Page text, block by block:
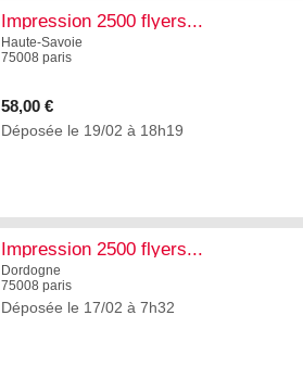
Impression 2500 flyers...
Haute-Savoie
75008 paris
58,00 €
Déposée le 19/02 à 18h19
Impression 2500 flyers...
Dordogne
75008 paris
Déposée le 17/02 à 7h32